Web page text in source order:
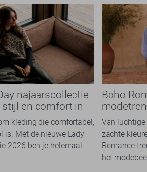
najaarscollectie
stijl en comfort in
kleding die comfortabel,
is. Met de nieuwe Lady
2026 ben je helemaal
Boho
overal
Van luchtige
zachte
Romance
het